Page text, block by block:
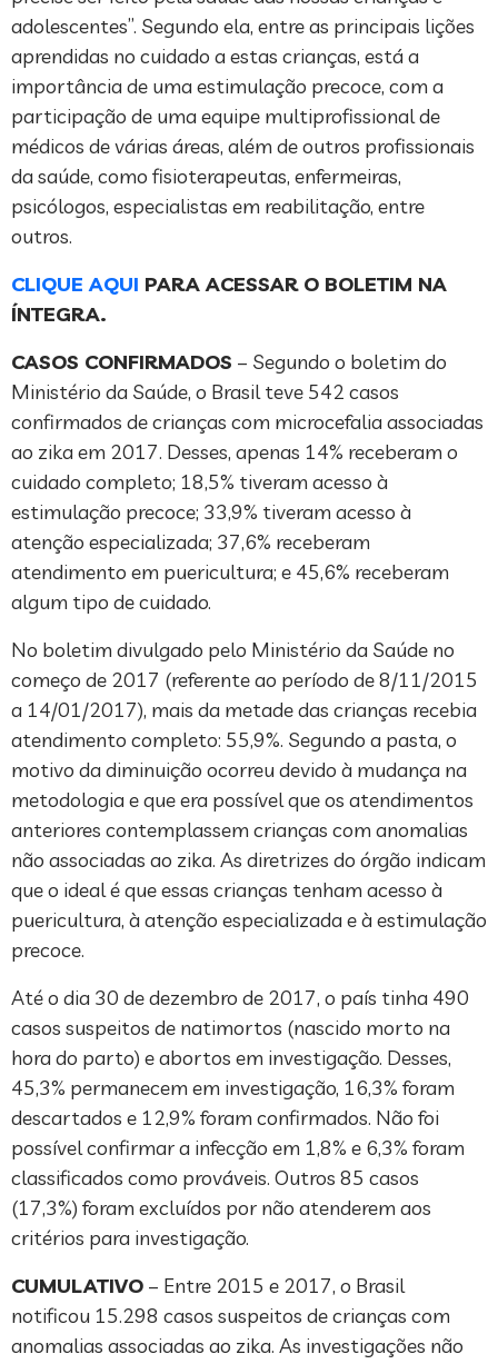
adolescentes”. Segundo ela, entre as principais lições
aprendidas no cuidado a estas crianças, está a
importância de uma estimulação precoce, com a
participação de uma equipe multiprofissional de
médicos de várias áreas, além de outros profissionais
da saúde, como fisioterapeutas, enfermeiras,
psicólogos, especialistas em reabilitação, entre
outros.
CLIQUE AQUI PARA ACESSAR O BOLETIM NA
ÍNTEGRA.
CASOS CONFIRMADOS – Segundo o boletim do
Ministério da Saúde, o Brasil teve 542 casos
confirmados de crianças com microcefalia associadas
ao zika em 2017. Desses, apenas 14% receberam o
cuidado completo; 18,5% tiveram acesso à
estimulação precoce; 33,9% tiveram acesso à
atenção especializada; 37,6% receberam
atendimento em puericultura; e 45,6% receberam
algum tipo de cuidado.
No boletim divulgado pelo Ministério da Saúde no
começo de 2017 (referente ao período de 8/11/2015
a 14/01/2017), mais da metade das crianças recebia
atendimento completo: 55,9%. Segundo a pasta, o
motivo da diminuição ocorreu devido à mudança na
metodologia e que era possível que os atendimentos
anteriores contemplassem crianças com anomalias
não associadas ao zika. As diretrizes do órgão indicam
que o ideal é que essas crianças tenham acesso à
puericultura, à atenção especializada e à estimulação
precoce.
Até o dia 30 de dezembro de 2017, o país tinha 490
casos suspeitos de natimortos (nascido morto na
hora do parto) e abortos em investigação. Desses,
45,3% permanecem em investigação, 16,3% foram
descartados e 12,9% foram confirmados. Não foi
possível confirmar a infecção em 1,8% e 6,3% foram
classificados como prováveis. Outros 85 casos
(17,3%) foram excluídos por não atenderem aos
critérios para investigação.
CUMULATIVO – Entre 2015 e 2017, o Brasil
notificou 15.298 casos suspeitos de crianças com
anomalias associadas ao zika. As investigações não